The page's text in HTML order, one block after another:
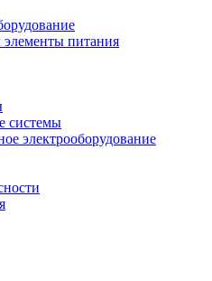
элементы питания
системы
электрооборудование